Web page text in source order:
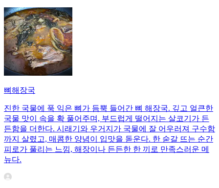
뼈해장국
진한 국물에 푹 익은 뼈가 듬뿍 들어간 뼈 해장국. 깊고 얼큰한
국물 맛이 속을 확 풀어주며, 부드럽게 떨어지는 살코기가 든
든함을 더한다. 시래기와 우거지가 국물에 잘 어우러져 구수함
까지 살렸고, 매콤한 양념이 입맛을 돋운다. 한 숟갈 뜨는 순간
피로가 풀리는 느낌, 해장이나 든든한 한 끼로 만족스러운 메
뉴다.